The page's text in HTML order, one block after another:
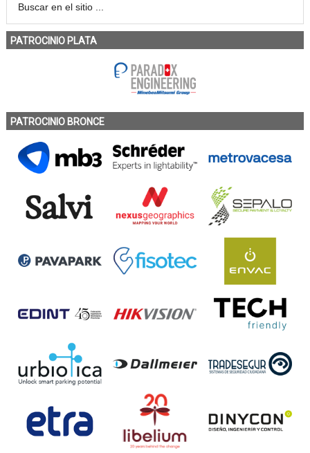
PATROCINIO PLATA
PATROCINIO BRONCE